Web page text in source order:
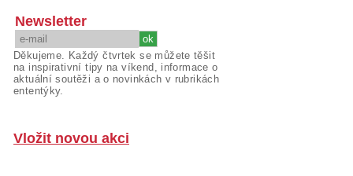
Newsletter
Děkujeme. Každý čtvrtek se můžete těšit
na inspirativní tipy na víkend, informace o
aktuální soutěži a o novinkách v rubrikách
ententýky.
Vložit novou akci